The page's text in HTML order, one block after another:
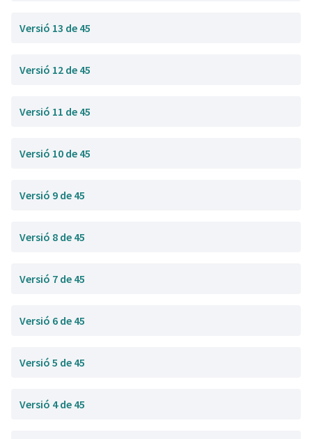
Versió 13 de 45
Versió 12 de 45
Versió 11 de 45
Versió 10 de 45
Versió 9 de 45
Versió 8 de 45
Versió 7 de 45
Versió 6 de 45
Versió 5 de 45
Versió 4 de 45